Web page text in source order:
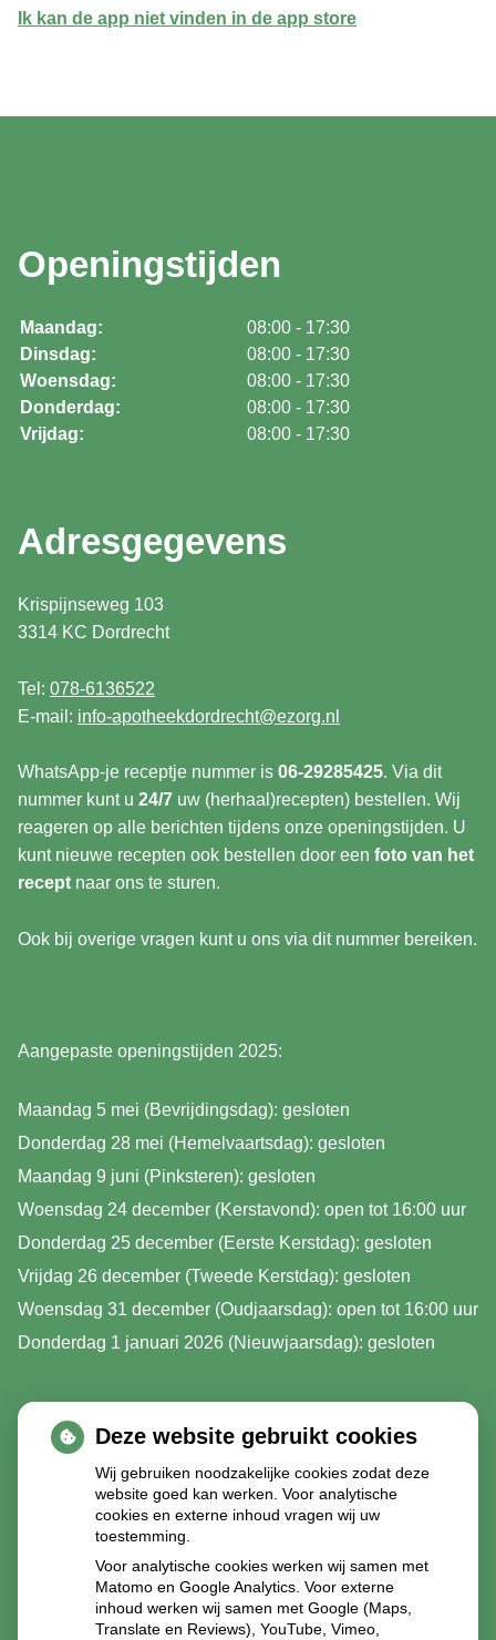
Ik kan de app niet vinden in de app store
Openingstijden
Maandag:
08:00 - 17:30
Dinsdag:
08:00 - 17:30
Woensdag:
08:00 - 17:30
Donderdag:
08:00 - 17:30
Vrijdag:
08:00 - 17:30
Adresgegevens
Krispijnseweg 103
3314 KC Dordrecht
Tel: 078-6136522
E-mail: info-apotheekdordrecht@ezorg.nl
WhatsApp-je receptje nummer is 06-29285425. Via dit
nummer kunt u 24/7 uw (herhaal)recepten) bestellen. Wij
reageren op alle berichten tijdens onze openingstijden. U
kunt nieuwe recepten ook bestellen door een foto van het
recept naar ons te sturen.
Ook bij overige vragen kunt u ons via dit nummer bereiken.
Aangepaste openingstijden 2025:
Maandag 5 mei (Bevrijdingsdag): gesloten
Donderdag 28 mei (Hemelvaartsdag): gesloten
Maandag 9 juni (Pinksteren): gesloten
Woensdag 24 december (Kerstavond): open tot 16:00 uur
Donderdag 25 december (Eerste Kerstdag): gesloten
Vrijdag 26 december (Tweede Kerstdag): gesloten
Woensdag 31 december (Oudjaarsdag): open tot 16:00 uur
Donderdag 1 januari 2026 (Nieuwjaarsdag): gesloten
Deze website gebruikt cookies
Wij gebruiken noodzakelijke cookies zodat deze
website goed kan werken. Voor analytische
cookies en externe inhoud vragen wij uw
toestemming.
Voor analytische cookies werken wij samen met
Matomo en Google Analytics. Voor externe
inhoud werken wij samen met Google (Maps,
Translate en Reviews), YouTube, Vimeo,